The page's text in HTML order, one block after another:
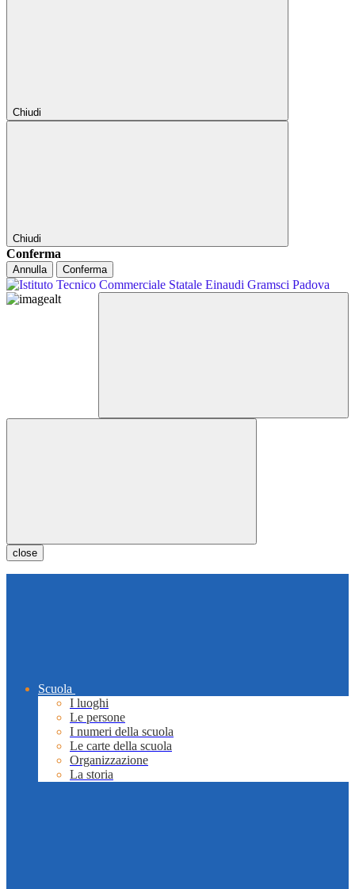
Chiudi
Chiudi
Conferma
Annulla Conferma
close
Scuola
I luoghi
Le persone
I numeri della scuola
Le carte della scuola
Organizzazione
La storia